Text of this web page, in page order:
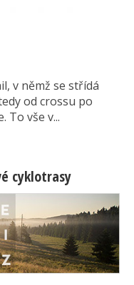
v němž se střídá
od crossu po
To vše v...
cyklotrasy